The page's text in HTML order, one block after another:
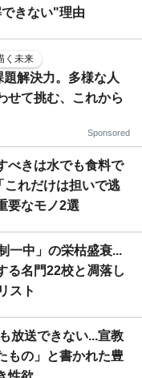
きない"理由
く未来
解決力。多様な人
せて挑む、これから
Sponsored
べきは水でも食料で
これだけは担いで逃
要なモノ2選
一中」の栄枯盛衰...
る名門22校と凋落し
スト
放送できない...宣教
もの」と書かれた豊